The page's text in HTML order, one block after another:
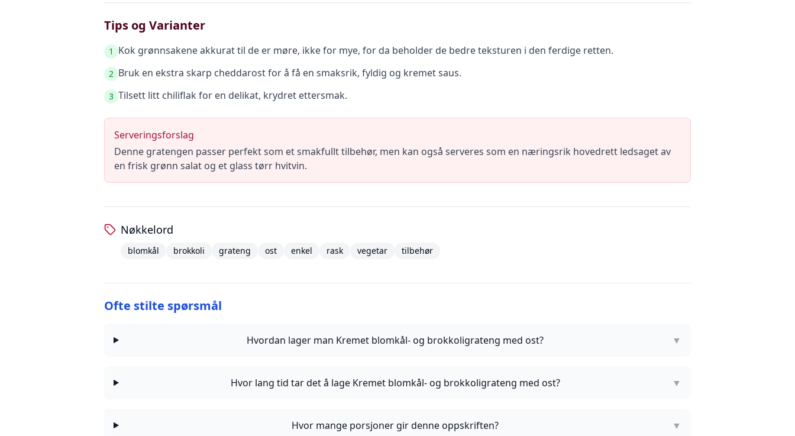
Tips og Varianter
1 Kok grønnsakene akkurat til de er møre, ikke for mye, for da beholder de bedre teksturen i den ferdige retten.
2 Bruk en ekstra skarp cheddarost for å få en smaksrik, fyldig og kremet saus.
3 Tilsett litt chiliflak for en delikat, krydret ettersmak.
Serveringsforslag
Denne gratengen passer perfekt som et smakfullt tilbehør, men kan også serveres som en næringsrik hovedrett ledsaget av
en frisk grønn salat og et glass tørr hvitvin.
Nøkkelord
blomkål brokkoli grateng ost enkel rask vegetar tilbehør
Ofte stilte spørsmål
Hvordan lager man Kremet blomkål- og brokkoligrateng med ost? ▼
Hvor lang tid tar det å lage Kremet blomkål- og brokkoligrateng med ost? ▼
Hvor mange porsjoner gir denne oppskriften? ▼